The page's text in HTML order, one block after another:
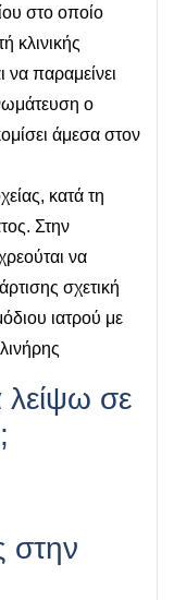
στο οποίο
κλινικής
να παραμείνει
ο
άμεσα στον
κατά τη
Στην
να
σχετική
ιατρού με
σε
στην